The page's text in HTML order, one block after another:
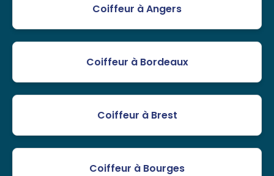
Coiffeur à Angers
Coiffeur à Bordeaux
Coiffeur à Brest
Coiffeur à Bourges